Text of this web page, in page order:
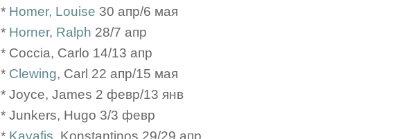
* Homer, Louise 30 апр/6 мая
* Horner, Ralph 28/7 апр
* Coccia, Carlo 14/13 апр
* Clewing, Carl 22 апр/15 мая
* Joyce, James 2 февр/13 янв
* Junkers, Hugo 3/3 февр
* Kavafis, Konstantinos 29/29 апр